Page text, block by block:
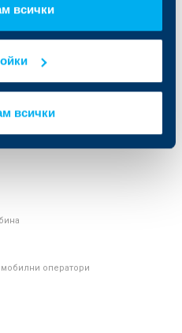
всички
всички
Условия за ползване на сайта
Защита на личните данни
Важни документи
мобилни оператори